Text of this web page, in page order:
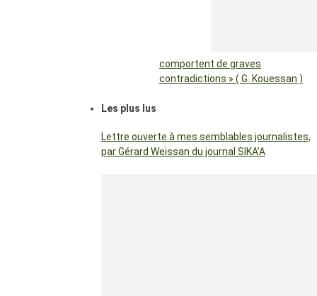
comportent de graves
contradictions » ( G. Kouessan )
Les plus lus
Lettre ouverte à mes semblables journalistes,
par Gérard Weissan du journal SIKA’A